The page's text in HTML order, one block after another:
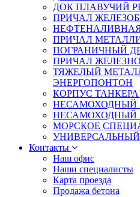
ДОК ПЛАВУЧИЙ
ПРИЧАЛ
ПРИЧАЛ
ПОГРАНИЧНЫЙ
ПРИЧАЛ
ТЯЖЕЛЫЙ
ЭНЕРГОПОНТОН
КОРПУС
НЕСАМОХОДНЫЙ
НЕСАМОХОДНЫЙ
МОРСКОЕ
Контакты
Наш офис
Наши специалисты
Карта проезда
Продажа бетона